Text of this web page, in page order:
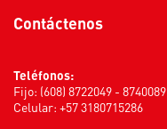
Contáctenos
Teléfonos:
Fijo: (608) 8722049 -
Celular: +57 3180715286